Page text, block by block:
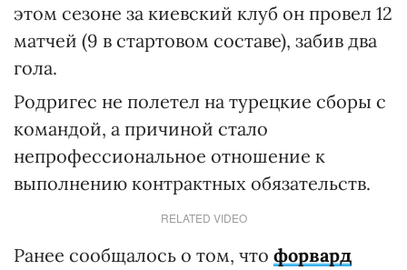
этом сезоне за киевский клуб он провел 12
матчей (9 в стартовом составе), забив два
гола.
Родригес не полетел на турецкие сборы с
командой, а причиной стало
непрофессиональное отношение к
выполнению контрактных обязательств.
RELATED VIDEO
Ранее сообщалось о том, что форвард